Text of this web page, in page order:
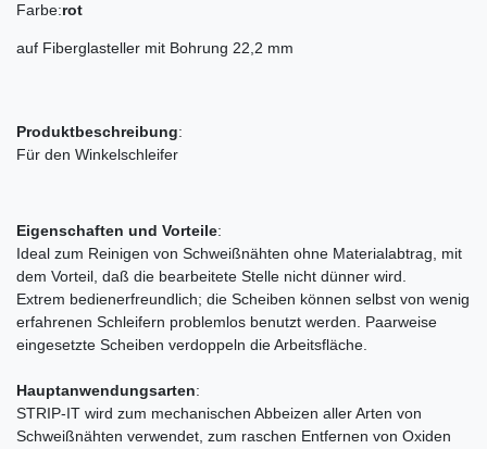
Farbe:rot
auf Fiberglasteller mit Bohrung 22,2 mm
Produktbeschreibung:
Für den Winkelschleifer
Eigenschaften und Vorteile:
Ideal zum Reinigen von Schweißnähten ohne Materialabtrag, mit
dem Vorteil, daß die bearbeitete Stelle nicht dünner wird.
Extrem bedienerfreundlich; die Scheiben können selbst von wenig
erfahrenen Schleifern problemlos benutzt werden. Paarweise
eingesetzte Scheiben verdoppeln die Arbeitsfläche.
Hauptanwendungsarten:
STRIP-IT wird zum mechanischen Abbeizen aller Arten von
Schweißnähten verwendet, zum raschen Entfernen von Oxiden